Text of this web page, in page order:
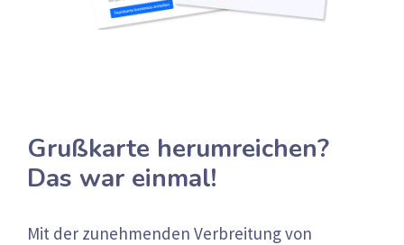
Grußkarte herumreichen?
Das war einmal!
Mit der zunehmenden Verbreitung von